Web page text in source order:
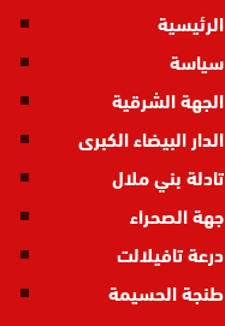
الرئيسية
سياسة
الجهة الشرقية
الدار البيضاء الكبرى
تادلة بني ملال
جهة الصحراء
درعة تافيلالت
طنجة الحسيمة